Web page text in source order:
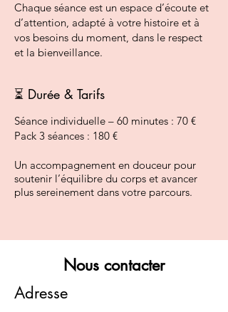
Chaque séance est un espace d’écoute et
d’attention, adapté à votre histoire et à
vos besoins du moment, dans le respect
et la bienveillance.
⏳ Durée & Tarifs
Séance individuelle – 60 minutes : 70 €
Pack 3 séances : 180 €
Un accompagnement en douceur pour
soutenir l’équilibre du corps et avancer
plus sereinement dans votre parcours.
Nous contacter
Adresse